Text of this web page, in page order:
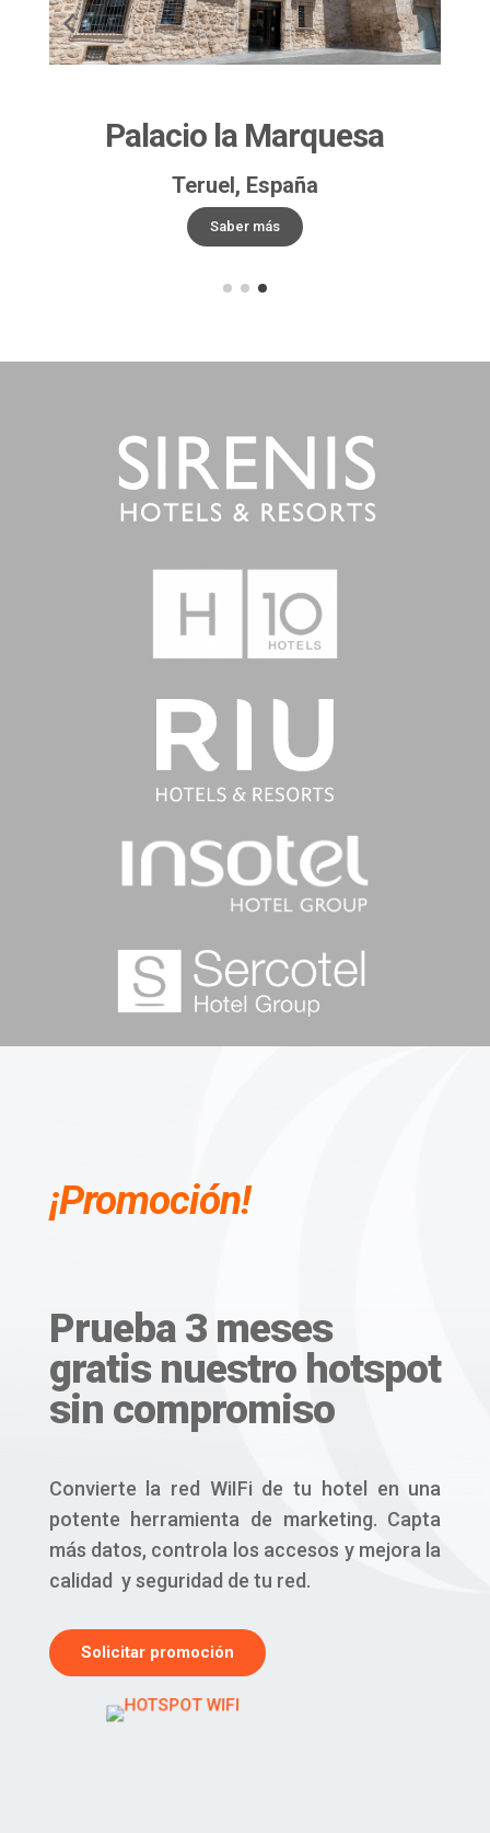
Palacio la Marquesa
Teruel, España
Saber más
¡Promoción!
Prueba 3 meses
gratis nuestro hotspot
sin compromiso
Convierte la red WiIFi de tu hotel en una
potente herramienta de marketing. Capta
más datos, controla los accesos y mejora la
calidad y seguridad de tu red.
Solicitar promoción